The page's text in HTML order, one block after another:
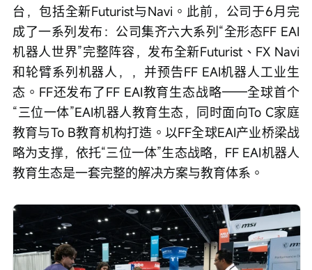
台，包括全新Futurist与Navi。此前，公司于6月完
成了一系列发布：公司集齐六大系列“全形态FF EAI
机器人世界”完整阵容，发布全新Futurist、FX Navi
和轮臂系列机器人，，并预告FF EAI机器人工业生
态。FF还发布了FF EAI教育生态战略——全球首个
“三位一体”EAI机器人教育生态，同时面向To C家庭
教育与To B教育机构打造。以FF全球EAI产业桥梁战
略为支撑，依托“三位一体”生态战略，FF EAI机器人
教育生态是一套完整的解决方案与教育体系。